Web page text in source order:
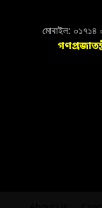
মোবাইল: